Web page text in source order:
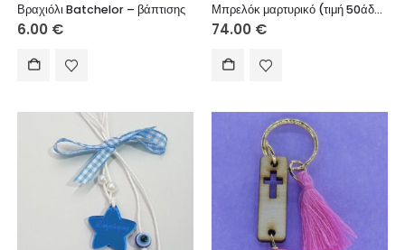
Βραχιόλι Batchelor – βάπτισης
6.00 €
Μπρελόκ μαρτυρικό (τιμή 50άδας)
74.00 €